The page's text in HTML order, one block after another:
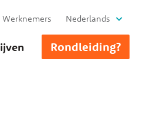
Rondleiding?
Werknemers Nederlands